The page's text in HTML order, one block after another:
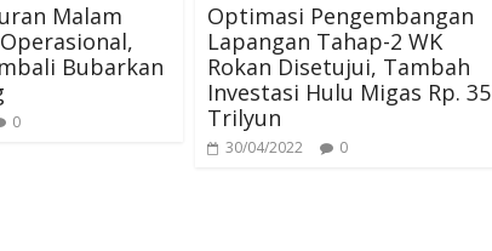
Malam
Bubarkan
0
Optimasi Pengembangan
Lapangan Tahap-2 WK
Rokan Disetujui, Tambah
Investasi Hulu Migas Rp. 35
Trilyun
30/04/2022 0